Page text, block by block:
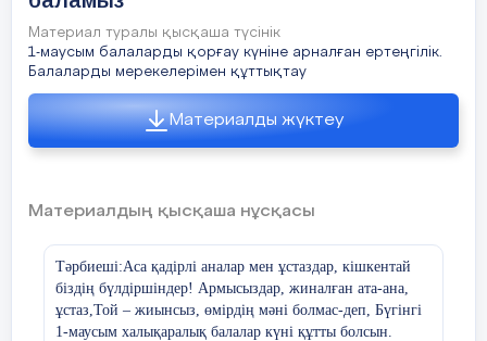
аналарымызды дастархан басына
шақырамыз, төрлетіңіздер.
1-жүргізуші - Ерсаин: Армысыңдар, аяулы
ұстаздар, ардақты ата-аналар!
жиналған қауым!
1-жүргізуші - Ерсаин: «Әкешім - асқар тауым,
анам - шыңым» атты 10-сынып
оқушыларының ашық тәрбие сағатын
бастауға рұқсат етіңіздер!
Материал туралы қысқаша түсінік
1-маусым балаларды қорғау күніне арналған ертеңгілік.
Балаларды мерекелерімен құттықтау
Материалды жүктеу
Материалдың қысқаша нұсқасы
Тәрбиеші:Аса қадірлі аналар мен ұстаздар, кішкентай
біздің бүлдіршіндер! Армысыздар, жиналған ата-ана,
ұстаз,Той – жиынсыз, өмірдің мәні болмас-деп, Бүгінгі
1-маусым халықаралық балалар күні құтты болсын.